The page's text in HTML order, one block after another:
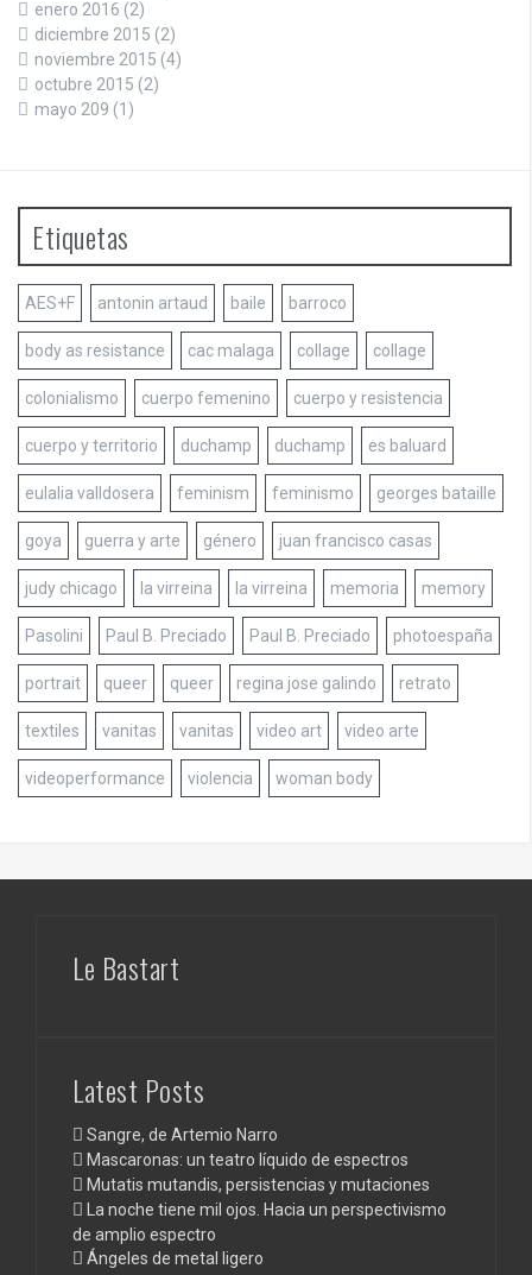
enero 2016 (2)
diciembre 2015 (2)
noviembre 2015 (4)
octubre 2015 (2)
mayo 209 (1)
Etiquetas
AES+F antonin artaud baile barroco
body as resistance cac malaga collage collage
colonialismo cuerpo femenino cuerpo y resistencia
cuerpo y territorio duchamp duchamp es baluard
eulalia valldosera feminism feminismo georges bataille
goya guerra y arte género juan francisco casas
judy chicago la virreina la virreina memoria memory
Pasolini Paul B. Preciado Paul B. Preciado photoespaña
portrait queer queer regina jose galindo retrato
textiles vanitas vanitas video art video arte
videoperformance violencia woman body
Le Bastart
Latest Posts
Sangre, de Artemio Narro
Mascaronas: un teatro líquido de espectros
Mutatis mutandis, persistencias y mutaciones
La noche tiene mil ojos. Hacia un perspectivismo
de amplio espectro
Ángeles de metal ligero